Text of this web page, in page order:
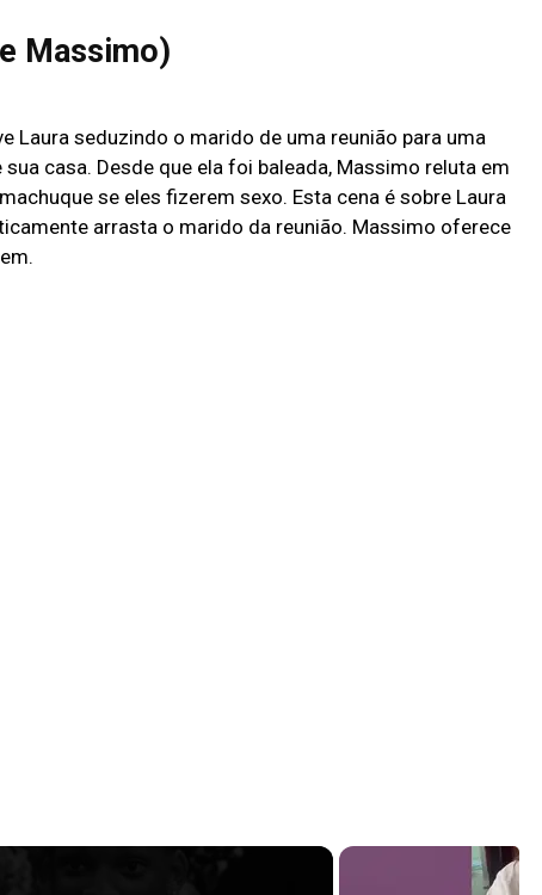
Massimo)
Laura seduzindo o marido de uma reunião para uma
casa. Desde que ela foi baleada, Massimo reluta em
se eles fizerem sexo. Esta cena é sobre Laura
arrasta o marido da reunião. Massimo oferece